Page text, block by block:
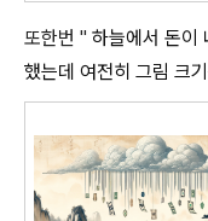
또한번 " 하늘에서 돈이
했는데 여전히 그림 크